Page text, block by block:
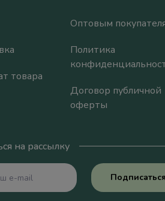
товара
Оптовым
Политика
Договор публичной
оферты
на рассылку
Подписаться